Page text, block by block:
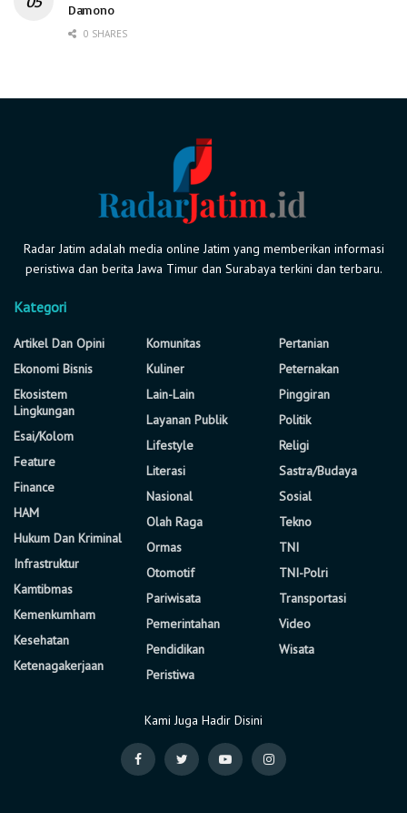
Damono
0 SHARES
Radar Jatim adalah media online Jatim yang memberikan informasi
peristiwa dan berita Jawa Timur dan Surabaya terkini dan terbaru.
Kategori
Artikel Dan Opini
Ekonomi Bisnis
Ekosistem
Lingkungan
Esai/Kolom
Feature
Finance
HAM
Hukum Dan Kriminal
Infrastruktur
Kamtibmas
Kemenkumham
Kesehatan
Ketenagakerjaan
Komunitas
Kuliner
Lain-Lain
Layanan Publik
Lifestyle
Literasi
Nasional
Olah Raga
Ormas
Otomotif
Pariwisata
Pemerintahan
Pendidikan
Peristiwa
Pertanian
Peternakan
Pinggiran
Politik
Religi
Sastra/Budaya
Sosial
Tekno
TNI
TNI-Polri
Transportasi
Video
Wisata
Kami Juga Hadir Disini